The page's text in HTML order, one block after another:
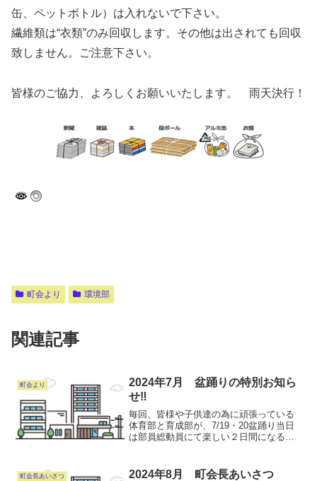
缶、ペットボトル）は入れないで下さい。
繊維類は“衣類”のみ回収します。その他は出されても回収
致しません。ご注意下さい。
皆様のご協力、よろしくお願いいたします。 雨天決行！
町会より 環境部
関連記事
町会より
2024年7月 盆踊りの特別お知ら
せ‼︎
毎回、皆様や子供達の為に頑張っている
体育部と育成部が、7/19・20盆踊り当日
は部員総動員にて楽しい２日間になるこ
町会長あいさつ 2024年8月 町会長あいさつ